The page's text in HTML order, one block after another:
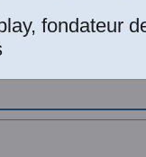
fondateur